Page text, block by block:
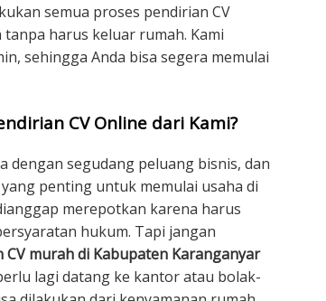
semua proses pendirian CV
harus keluar rumah. Kami
sehingga Anda bisa segera memulai
CV Online dari Kami?
dengan segudang peluang bisnis, dan
penting untuk memulai usaha di
merepotkan karena harus
hukum. Tapi jangan
CV murah di Kabupaten Karanganyar
lagi datang ke kantor atau bolak-